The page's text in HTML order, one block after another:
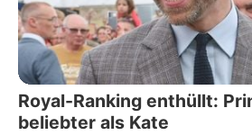
Royal-Ranking enthüllt:
beliebter als Kate